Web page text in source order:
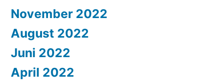
November 2022
August 2022
Juni 2022
April 2022